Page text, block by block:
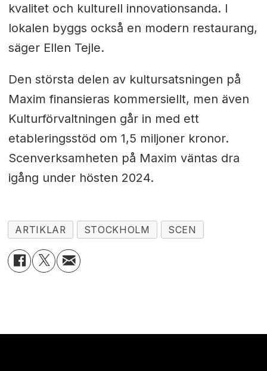
kvalitet och kulturell innovationsanda. I
lokalen byggs också en modern restaurang,
säger Ellen Tejle.
Den största delen av kultursatsningen på
Maxim finansieras kommersiellt, men även
Kulturförvaltningen går in med ett
etableringsstöd om 1,5 miljoner kronor.
Scenverksamheten på Maxim väntas dra
igång under hösten 2024.
ARTIKLAR STOCKHOLM SCEN